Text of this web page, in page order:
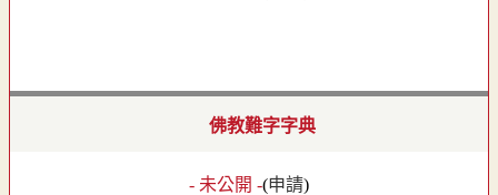
佛教難字字典
- 未公開 -(申請)